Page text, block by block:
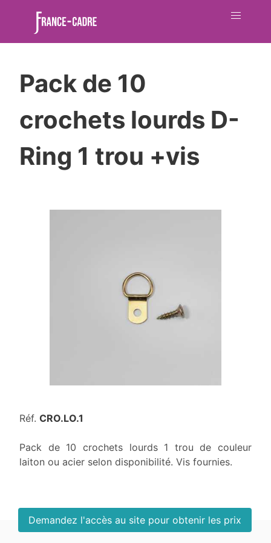
Pack de 10
crochets lourds D-
Ring 1 trou +vis
Réf. CRO.LO.1
Pack de 10 crochets lourds 1 trou de couleur
laiton ou acier selon disponibilité. Vis fournies.
Demandez l'accès au site pour obtenir les prix